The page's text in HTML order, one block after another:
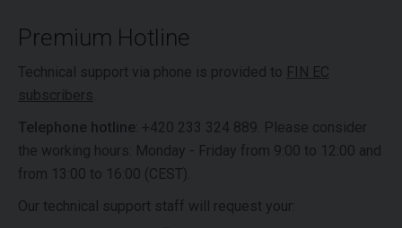
Premium Hotline
Technical support via phone is provided to FIN EC
subscribers
Telephone hotline : +420 233 324 889. Please consider
the working hours: Monday - Friday from 9:00 to 12:00 and
from 13:00 to 16:00 (CEST).
Our technical support staff will request your: